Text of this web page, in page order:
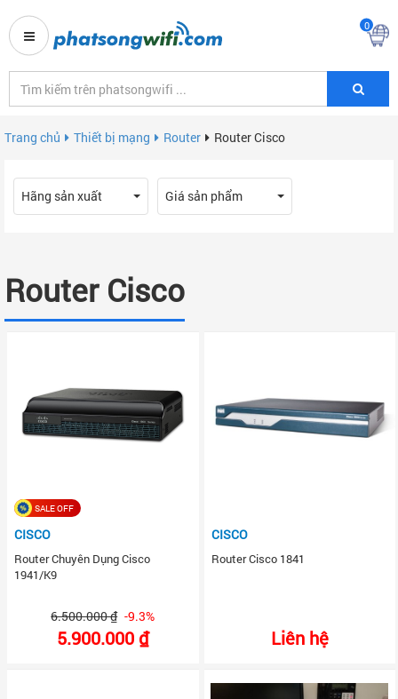
0
Trang chủ Thiết bị mạng Router Router Cisco
Hãng sản xuất Giá sản phẩm
Router Cisco
SALE OFF
CISCO
Router Chuyên Dụng Cisco
1941/K9
6.500.000 ₫ -9.3%
5.900.000 ₫
CISCO
Router Cisco 1841
Liên hệ